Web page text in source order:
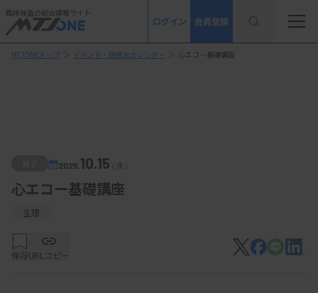
臨床検査の総合情報サイト
ログイン 会員登録
MTJONEトップ ＞ イベント・研修会カレンダー ＞ 心エコー基礎講座
2025. 10.15（水）
心エコー基礎講座
生理
保存URLコピー